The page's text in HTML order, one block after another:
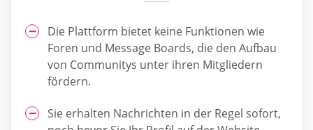
Die Plattform bietet keine Funktionen wie
Foren und Message Boards, die den Aufbau
von Communitys unter ihren Mitgliedern
fördern.
Sie erhalten Nachrichten in der Regel sofort,